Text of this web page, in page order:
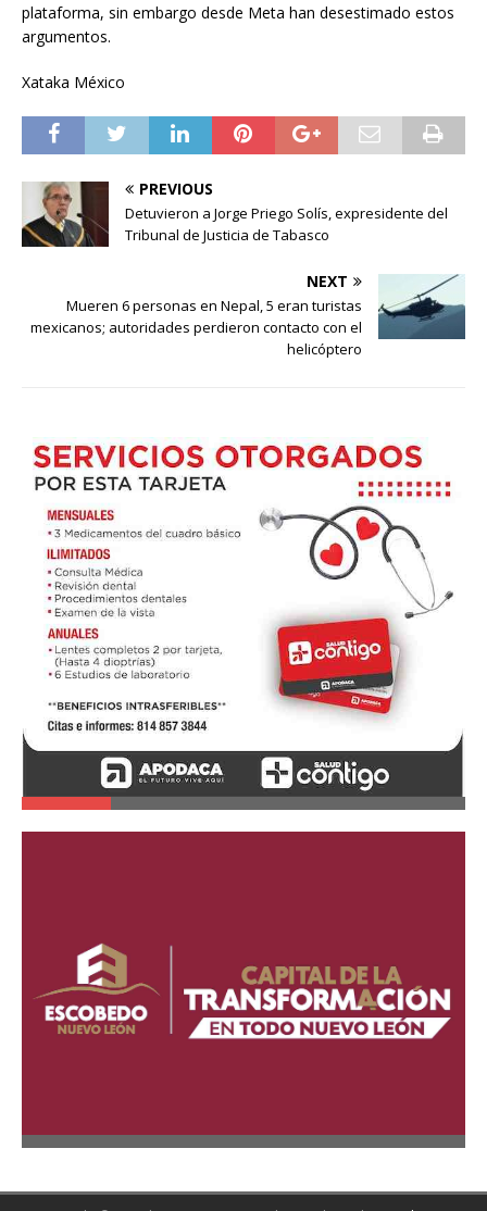
plataforma, sin embargo desde Meta han desestimado estos
argumentos.
Xataka México
PREVIOUS
Detuvieron a Jorge Priego Solís, expresidente del
Tribunal de Justicia de Tabasco
NEXT
Mueren 6 personas en Nepal, 5 eran turistas
mexicanos; autoridades perdieron contacto con el
helicóptero